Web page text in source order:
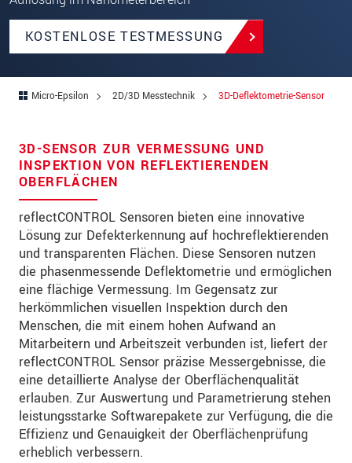
KOSTENLOSE TESTMESSUNG
Micro-Epsilon 2D/3D Messtechnik 3D-Deflektometrie-Sensor
3D-SENSOR ZUR VERMESSUNG UND
INSPEKTION VON REFLEKTIERENDEN
OBERFLÄCHEN
reflectCONTROL Sensoren bieten eine innovative
Lösung zur Defekterkennung auf hochreflektierenden
und transparenten Flächen. Diese Sensoren nutzen
die phasenmessende Deflektometrie und ermöglichen
eine flächige Vermessung. Im Gegensatz zur
herkömmlichen visuellen Inspektion durch den
Menschen, die mit einem hohen Aufwand an
Mitarbeitern und Arbeitszeit verbunden ist, liefert der
reflectCONTROL Sensor präzise Messergebnisse, die
eine detaillierte Analyse der Oberflächenqualität
erlauben. Zur Auswertung und Parametrierung stehen
leistungsstarke Softwarepakete zur Verfügung, die die
Effizienz und Genauigkeit der Oberflächenprüfung
erheblich verbessern.
PLZ
Land*
Email*
Nachricht *
Bitte halten Sie mich per Mail über
Produktinnovationen auf dem Laufenden
* Pflichtangaben
Wir behandeln Ihre Daten vertraulich. Bitte lesen Sie
dazu unsereDatenschutzerklärung.
SENDEN